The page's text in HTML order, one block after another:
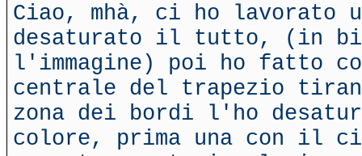
Ciao, mhà, ci ho lavorato
desaturato il tutto, (in
l'immagine) poi ho fatto
centrale del trapezio
zona dei bordi l'ho
colore, prima una con il